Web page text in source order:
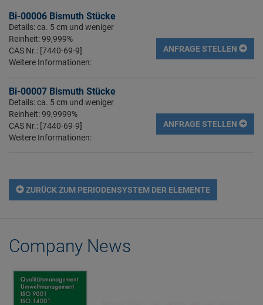
Bi-00006 Bismuth Stücke
Details: ca. 5 cm und weniger
Reinheit: 99,999%
CAS Nr.: [7440-69-9]
Weitere Informationen:
ANFRAGE STELLEN
Bi-00007 Bismuth Stücke
Details: ca. 5 cm und weniger
Reinheit: 99,9999%
CAS Nr.: [7440-69-9]
Weitere Informationen:
ANFRAGE STELLEN
ZURÜCK ZUM PERIODENSYSTEM DER ELEMENTE
Company News